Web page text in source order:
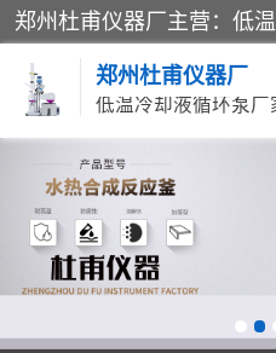
郑州杜甫仪器厂
循环水真空泵厂家
低温冷却液循环泵厂家